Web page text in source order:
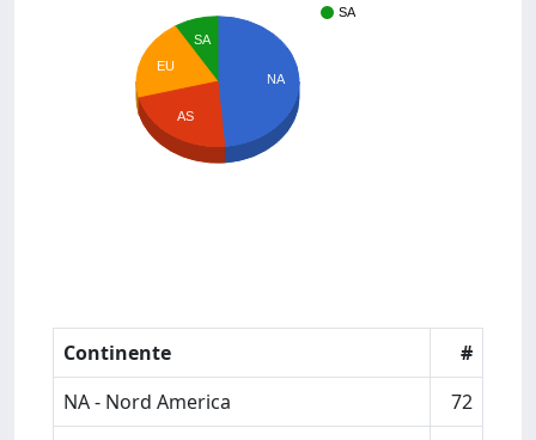
SA
NA
SA
EU
AS
Continente
#
NA - Nord America
72